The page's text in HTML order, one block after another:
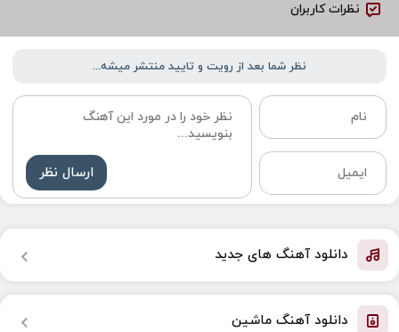
نظرات کاربران
نظر شما بعد از رویت و تایید منتشر میشه...
ارسال نظر
دانلود آهنگ های جدید
دانلود آهنگ ماشین